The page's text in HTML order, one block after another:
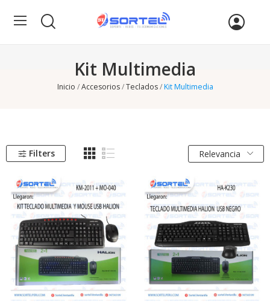
Kit Multimedia
Inicio Accesorios Teclados Kit Multimedia
Filters Relevancia